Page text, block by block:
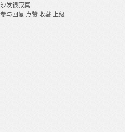
沙发很寂寞...
参与回复 点赞 收藏 上级